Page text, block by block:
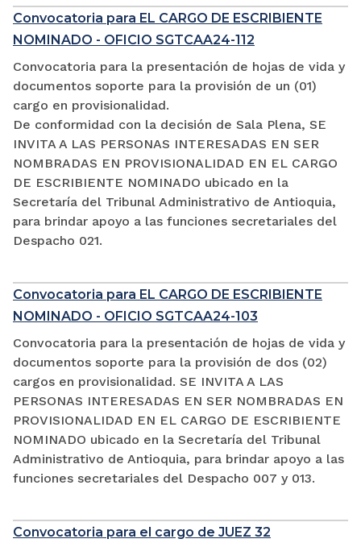
Convocatoria para EL CARGO DE ESCRIBIENTE
NOMINADO - OFICIO SGTCAA24-112
Convocatoria para la presentación de hojas de vida y
documentos soporte para la provisión de un (01)
cargo en provisionalidad.
De conformidad con la decisión de Sala Plena, SE
INVITA A LAS PERSONAS INTERESADAS EN SER
NOMBRADAS EN PROVISIONALIDAD EN EL CARGO
DE ESCRIBIENTE NOMINADO ubicado en la
Secretaría del Tribunal Administrativo de Antioquia,
para brindar apoyo a las funciones secretariales del
Despacho 021.
Convocatoria para EL CARGO DE ESCRIBIENTE
NOMINADO - OFICIO SGTCAA24-103
Convocatoria para la presentación de hojas de vida y
documentos soporte para la provisión de dos (02)
cargos en provisionalidad. SE INVITA A LAS
PERSONAS INTERESADAS EN SER NOMBRADAS EN
PROVISIONALIDAD EN EL CARGO DE ESCRIBIENTE
NOMINADO ubicado en la Secretaría del Tribunal
Administrativo de Antioquia, para brindar apoyo a las
funciones secretariales del Despacho 007 y 013.
Convocatoria para el cargo de JUEZ 32